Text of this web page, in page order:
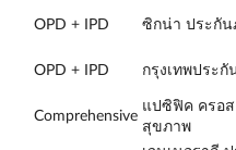
OPD + IPD
ซิกน่า ประกัน
OPD + IPD
กรุงเทพประกั
Comprehensive
แปซิฟิค ครอ
สุขภาพ